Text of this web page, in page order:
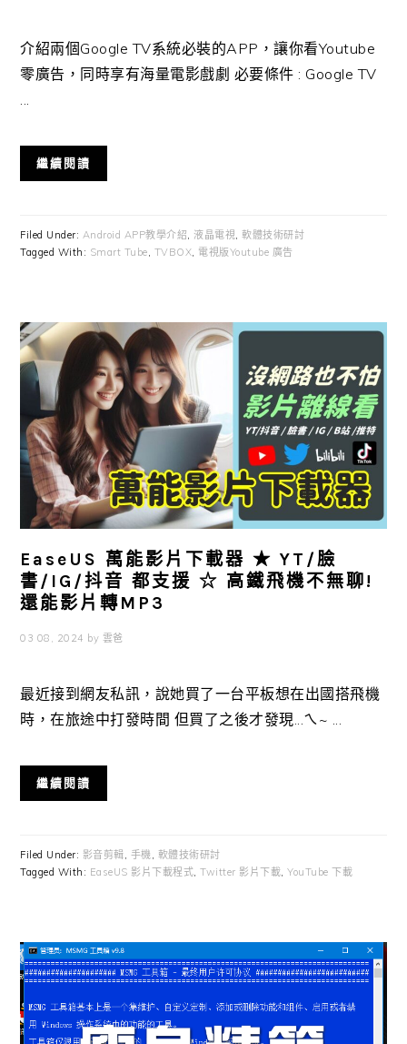
介紹兩個Google TV系統必裝的APP，讓你看Youtube
零廣告，同時享有海量電影戲劇 必要條件 : Google TV
繼續閱讀
Filed Under: Android APP教學介紹, 液晶電視,軟體技術研討
Tagged With: Smart Tube, TVBOX, 電視版Youtube 廣告
EaseUS 萬能影片下載器 ★ YT/臉
書/IG/抖音 都支援 ☆ 高鐵飛機不無聊!
還能影片轉MP3
03 08, 2024 by 雲爸
最近接到網友私訊，說她買了一台平板想在出國搭飛機
時，在旅途中打發時間 但買了之後才發現...ㄟ~ ...
繼續閱讀
Filed Under: 影音剪輯 手機
軟體技術研討
Tagged With: EaseUS 影片下載程式 ,Twitter 影片下載 ,YouTube 下載